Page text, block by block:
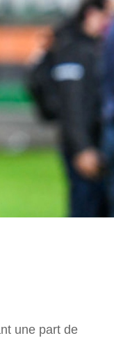
une part de